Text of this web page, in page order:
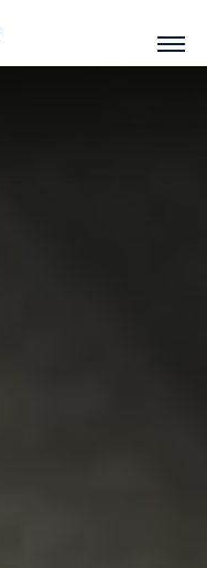
Menu